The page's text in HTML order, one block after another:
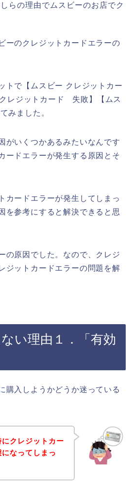
らの理由でムスビーのお店でク
ーのクレジットカードエラーの
トで【ムスビー クレジットカー
レジットカード 失敗】【ムス
みました。
がいくつかあるみたいなんです
ードエラーが発生する原因とそ
カードエラーが発生してしまっ
を参考にすると解決できると思
の原因でした。なので、クレジ
ジットカードエラーの問題を解
い理由１．「有効
購入しようかどうか迷っている
クレジットカー
なってしまっ